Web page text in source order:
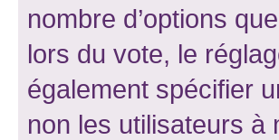
nombre d’options
lors du vote, le
également spécifier
non les utilisateurs à